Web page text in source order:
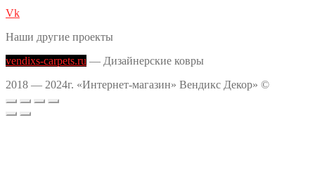
Vk
Наши другие проекты
vendixs-carpets.ru — Дизайнерские ковры
2018 — 2024г. «Интернет-магазин» Вендикс Декор» ©